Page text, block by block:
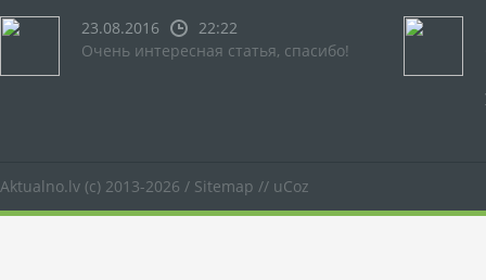
23.08.2016
22:22
Очень интересная статья, спасибо!
Aktualno.lv (c) 2013-2026 / Sitemap // uCoz